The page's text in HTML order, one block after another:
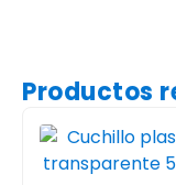
Productos